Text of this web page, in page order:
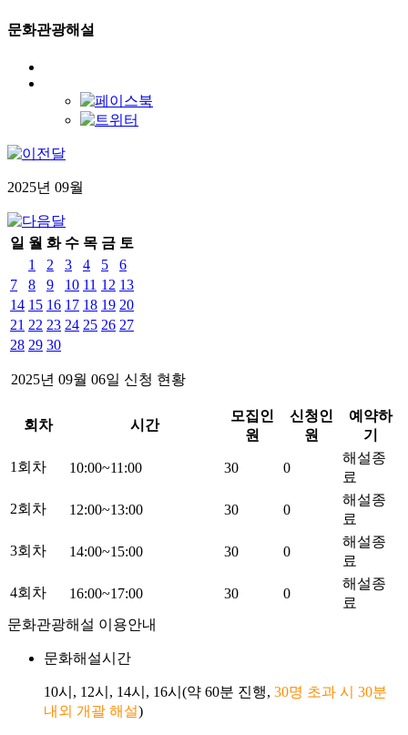
문화관광해설
2025년 09월
일 월 화 수 목 금 토
1
2 3 4 5
6
7
8 9 10 11 12 13
14 15 16 17 18 19 20
21 22 23 24 25 26 27
28 29 30
2025년 09월 06일 신청 현황
회차 시간
모집인
원
신청인
원
예약하
기
1회차 10:00~11:00 30 0
해설종
료
2회차 12:00~13:00 30 0
해설종
료
3회차 14:00~15:00 30 0
해설종
료
4회차 16:00~17:00 30 0
해설종
료
문화관광해설 이용안내
문화해설시간
10시, 12시, 14시, 16시(약 60분 진행, 30명 초과 시 30분
내외 개괄 해설)